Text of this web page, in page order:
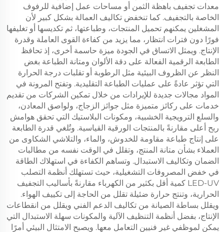
معدات تجفيف باهظة الثمن أو مساحات عمل إضافية للرفوف
الخاصة بالتجفيف. كما تنخفض تكاليف العمالة بشكل كبير لأن
المشغلين يمكنهم تحميل المنتجات، وطباعتها، ثم تكديسها أو تغليفها
فورًا دون فترات انتظار، مما يزيد من كفاءة القوى العاملة وقدرة
الإنتاج. ويمثل الاتساق في الجودة ميزة حاسمة أخرى، إذ تحافظ
الطابعة الرقمية الفعالة على دقة الألوان ومتانة الطباعة بغض
النظر عن الظروف البيئية مثل الرطوبة أو تقلبات درجة الحرارة
التي تؤثر عادةً على عمليات الطباعة التقليدية. وتفتح المرونة في
المواد مجالات جديدة للإيرادات من خلال تمكين الشركات من تقديم
خدمات على ركائز متميزة مثل جوائز الزجاج، ولواصق المعادن،
والسلع الترويجية الخشبية، ومكونات البلاستيك التي تحقق هوامش
ربح أعلى مقارنةً بالمنتجات الورقية القياسية. وتُلغي قدرة الطابعة
على إنتاج طباعة مقاومة للخدوش، والماء، والتلاشي الشكاوى من
العملاء بشأن متانة المنتج، وتقلل في الوقت نفسه من مطالبات
الضمان وتكاليف الاستبدال. وتساهم الكفاءة في استهلاك الطاقة
في خفض المصروفات التشغيلية، حيث تستهلك أنظمة التصلب
LED-UV كمية أقل بكثير من الكهرباء مقارنةً بأساليب التجفيف
الحرارية، وتنتج حرارة ضئيلة تقلل من الحاجة إلى تكييف الهواء.
ويقلل بساطة الصيانة من تكاليف الدعم الفني ويقلل من انقطاعات
الإنتاج، بفضل أنظمة التنظيف الآلية والمكونات سهلة الاستبدال التي
يمكن لموظفي غير فنيين التعامل معها. ويصبح الامتثال البيئي أمرًا